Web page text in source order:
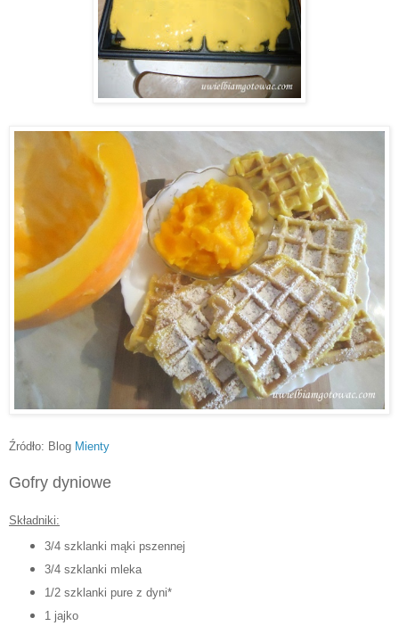
Źródło: Blog Mienty
Gofry dyniowe
Składniki:
3/4 szklanki mąki pszennej
3/4 szklanki mleka
1/2 szklanki pure z dyni*
1 jajko